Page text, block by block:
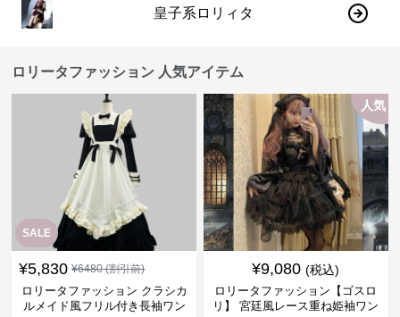
皇子系ロリィタ
ロリータファッション 人気アイテム
SALE
¥5,830 ¥6480(割引前)
ロリータファッション クラシカ
ルメイド風フリル付き長袖ワン
人気
¥9,080 (税込)
ロリータファッション【ゴスロ
リ】 宮廷風レース重ね姫袖ワン